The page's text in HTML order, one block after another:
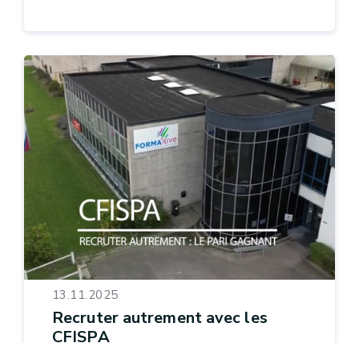
13.11.2025
Recruter autrement avec les
CFISPA